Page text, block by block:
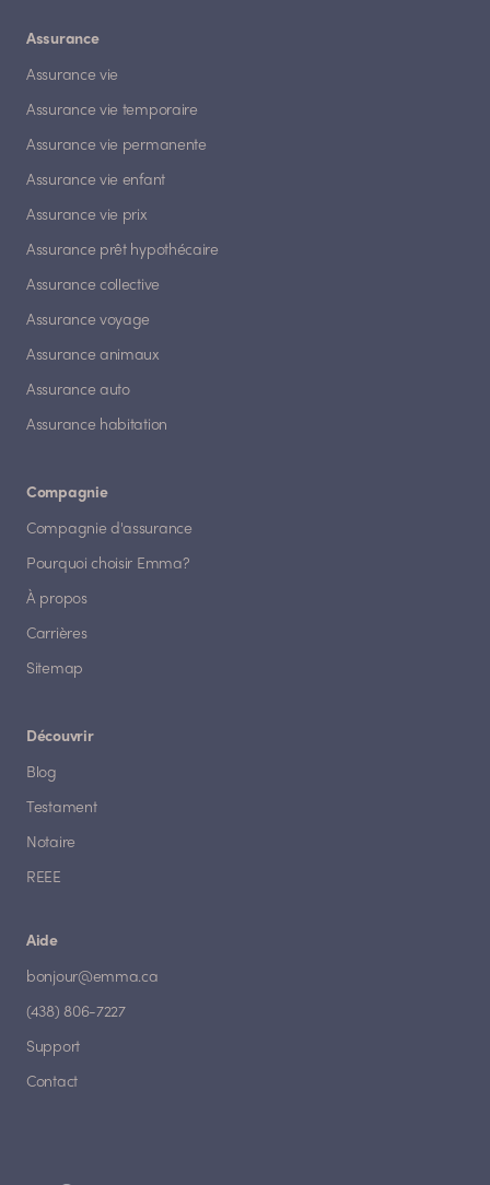
Assurance
Assurance vie
Assurance vie temporaire
Assurance vie permanente
Assurance vie enfant
Assurance vie prix
Assurance prêt hypothécaire
Assurance collective
Assurance voyage
Assurance animaux
Assurance auto
Assurance habitation
Compagnie
Compagnie d'assurance
Pourquoi choisir Emma?
À propos
Carrières
Sitemap
Découvrir
Blog
Testament
Notaire
REEE
Aide
bonjour@emma.ca
(438) 806-7227
Support
Contact